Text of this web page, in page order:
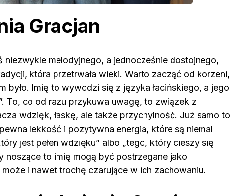
Gracjan
niezwykle melodyjnego, a jednocześnie dostojnego,
która przetrwała wieki. Warto zacząć od korzeni,
było. Imię to wywodzi się z języka łacińskiego, a jego
To, co od razu przykuwa uwagę, to związek z
wdzięk, łaskę, ale także przychylność. Już samo to
lekkość i pozytywna energia, które są niemal
jest pełen wdzięku” albo „tego, który cieszy się
noszące to imię mogą być postrzegane jako
i nawet trochę czarujące w ich zachowaniu.